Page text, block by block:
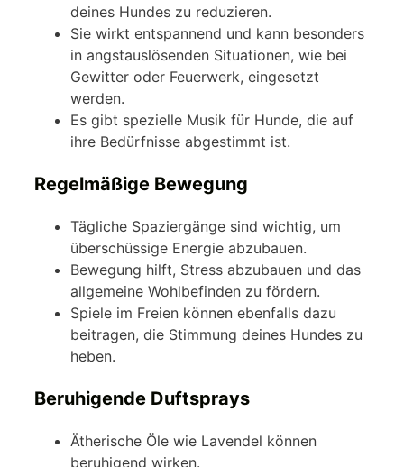
deines Hundes zu reduzieren.
Sie wirkt entspannend und kann besonders
in angstauslösenden Situationen, wie bei
Gewitter oder Feuerwerk, eingesetzt
werden.
Es gibt spezielle Musik für Hunde, die auf
ihre Bedürfnisse abgestimmt ist.
Regelmäßige Bewegung
Tägliche Spaziergänge sind wichtig, um
überschüssige Energie abzubauen.
Bewegung hilft, Stress abzubauen und das
allgemeine Wohlbefinden zu fördern.
Spiele im Freien können ebenfalls dazu
beitragen, die Stimmung deines Hundes zu
heben.
Beruhigende Duftsprays
Ätherische Öle wie Lavendel können
beruhigend wirken.